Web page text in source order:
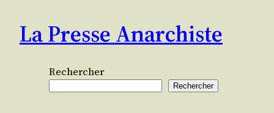
contenu
La Presse Anarchiste
Rechercher
Rechercher